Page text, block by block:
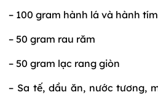
– 100 gram hành lá và hành tím
– 50 gram rau răm
– 50 gram lạc rang giòn
– Sa tế, dầu ăn, nước tương,